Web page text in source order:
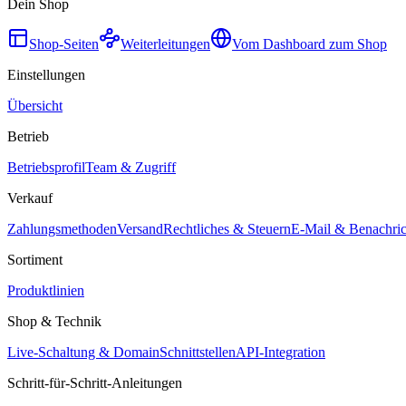
Dein Shop
Shop-Seiten Weiterleitungen
Vom Dashboard zum Shop
Einstellungen
Übersicht
Betrieb
BetriebsprofilTeam & Zugriff
Verkauf
ZahlungsmethodenVersandRechtliches & SteuernE-Mail &
Sortiment
Produktlinien
Shop & Technik
Live-Schaltung & DomainSchnittstellenAPI-Integration
Schritt-für-Schritt-Anleitungen